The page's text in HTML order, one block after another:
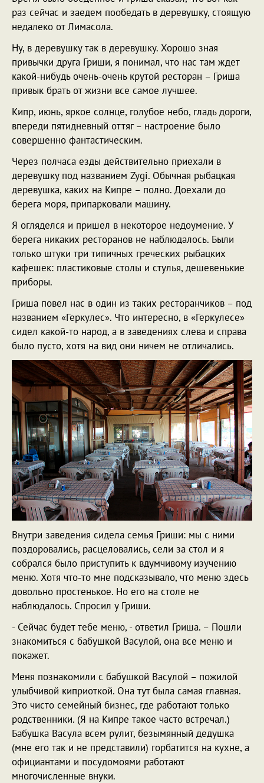
раз сейчас и заедем пообедать в деревушку, стоящую
недалеко от Лимасола.
Ну, в деревушку так в деревушку. Хорошо зная
привычки друга Гриши, я понимал, что нас там ждет
какой-нибудь очень-очень крутой ресторан – Гриша
привык брать от жизни все самое лучшее.
Кипр, июнь, яркое солнце, голубое небо, гладь дороги,
впереди пятидневный оттяг – настроение было
совершенно фантастическим.
Через полчаса езды действительно приехали в
деревушку под названием Zygi. Обычная рыбацкая
деревушка, каких на Кипре – полно. Доехали до
берега моря, припарковали машину.
Я огляделся и пришел в некоторое недоумение. У
берега никаких ресторанов не наблюдалось. Были
только штуки три типичных греческих рыбацких
кафешек: пластиковые столы и стулья, дешевенькие
приборы.
Гриша повел нас в один из таких ресторанчиков – под
названием «Геркулес». Что интересно, в «Геркулесе»
сидел какой-то народ, а в заведениях слева и справа
было пусто, хотя на вид они ничем не отличались.
Внутри заведения сидела семья Гриши: мы с ними
поздоровались, расцеловались, сели за стол и я
собрался было приступить к вдумчивому изучению
меню. Хотя что-то мне подсказывало, что меню здесь
довольно простенькое. Но его на столе не
наблюдалось. Спросил у Гриши.
- Сейчас будет тебе меню, - ответил Гриша. – Пошли
знакомиться с бабушкой Васулой, она все меню и
покажет.
Меня познакомили с бабушкой Васулой – пожилой
улыбчивой киприоткой. Она тут была самая главная.
Это чисто семейный бизнес, где работают только
родственники. (Я на Кипре такое часто встречал.)
Бабушка Васула всем рулит, безымянный дедушка
(мне его так и не представили) горбатится на кухне, а
официантами и посудомоями работают
многочисленные внуки.